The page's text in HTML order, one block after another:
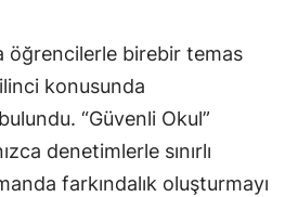
Zonguldak
Aksaray
Bayburt
öğrencilerle birebir temas
konusunda
“Güvenli Okul”
denetimlerle sınırlı
farkındalık oluşturmayı